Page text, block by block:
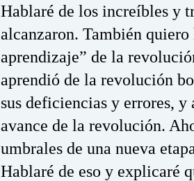
Hablaré de los increíbles y
alcanzaron. También
aprendizaje” de la
aprendió de la revolución
sus deficiencias y errores,
avance de la revolución.
umbrales de una nueva
Hablaré de eso y explicaré